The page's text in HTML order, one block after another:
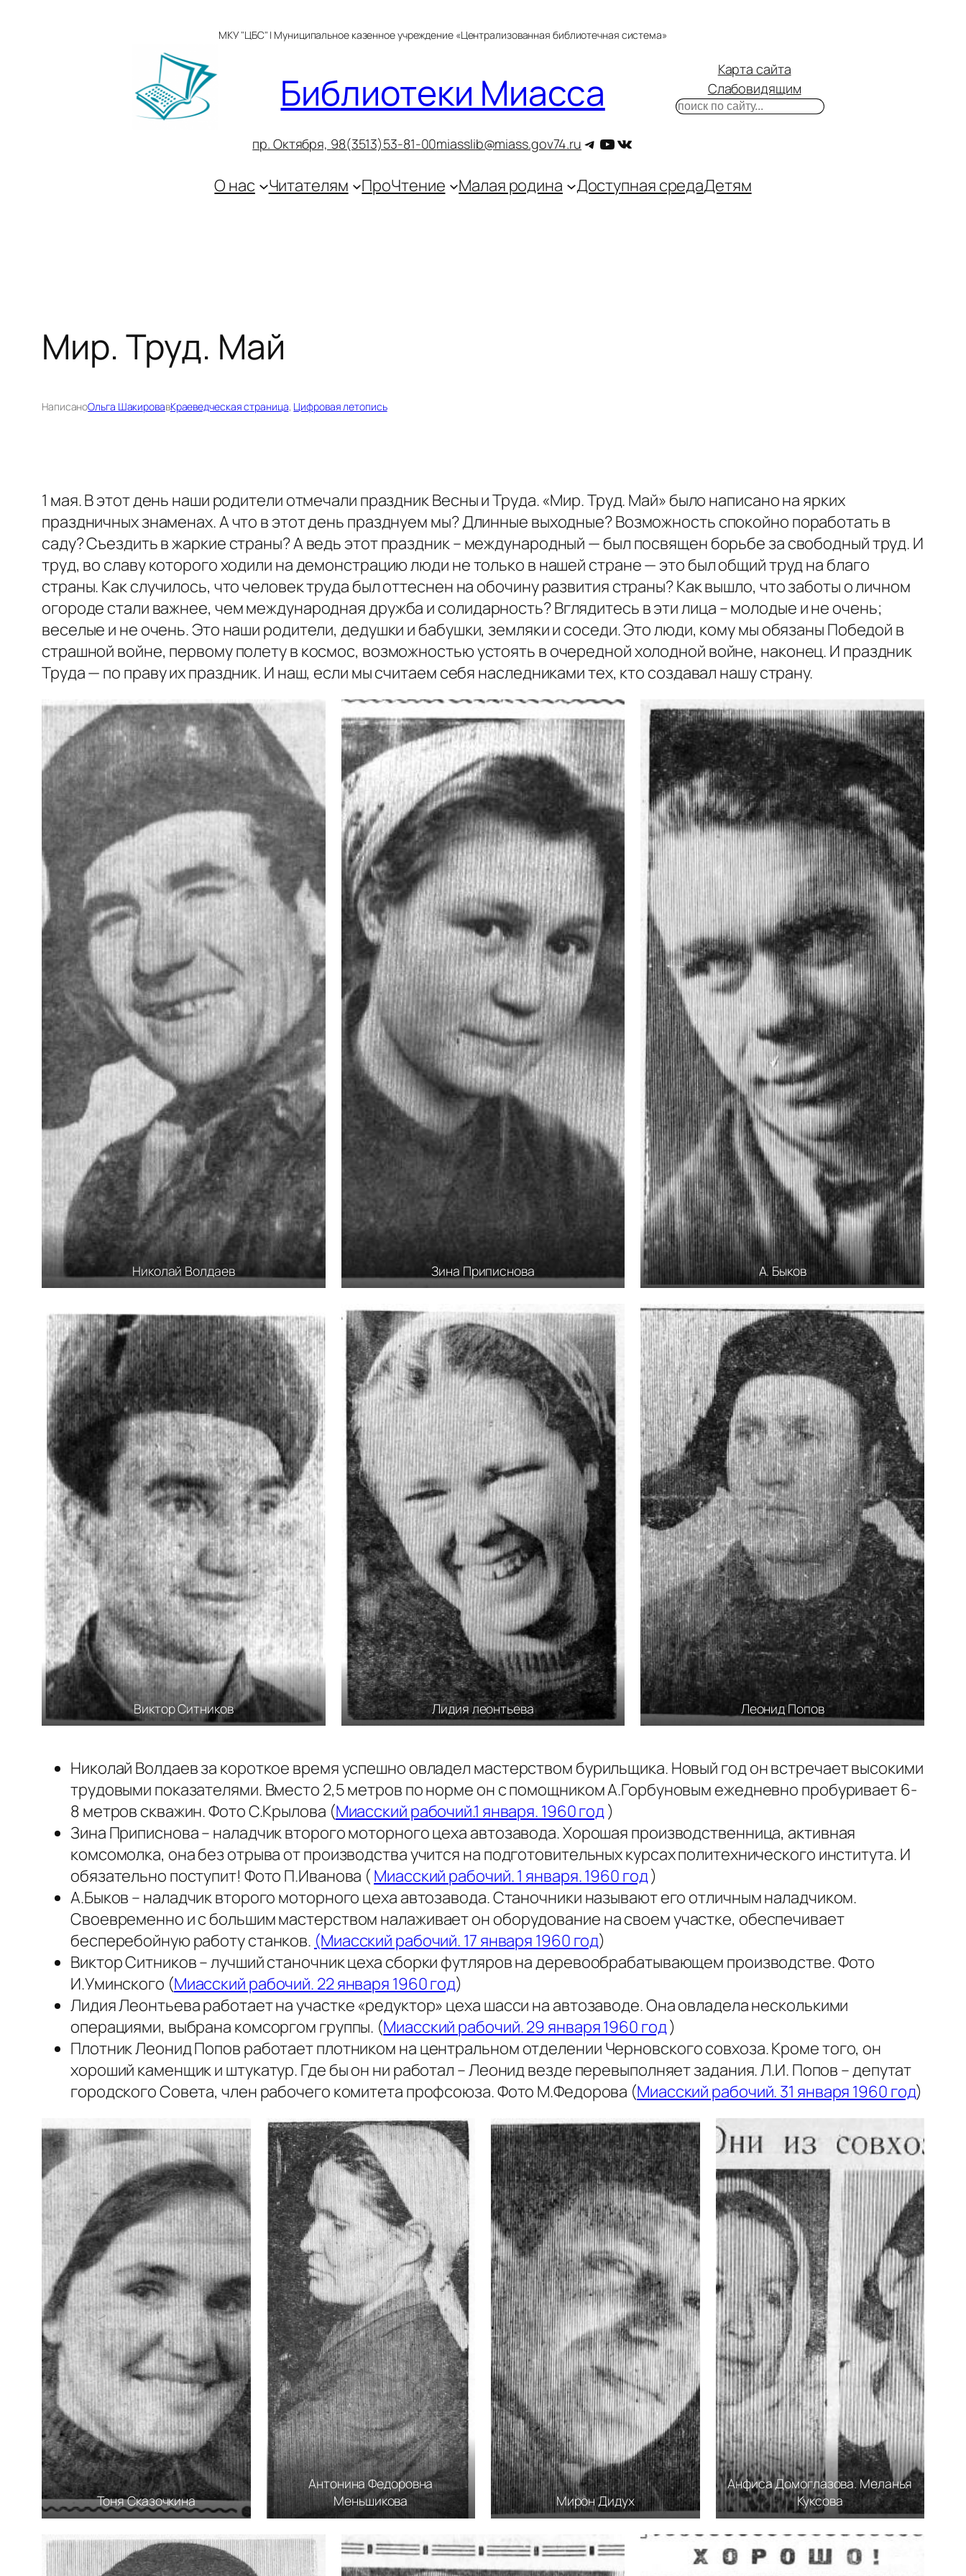
МКУ "ЦБС" | Муниципальное казенное учреждение «Централизованная библиотечная система»
Библиотеки Миасса
пр. Октября, 98(3513)53-81-00miasslib@miass.gov74.ru Telegram
YouTube
ВКонтакте
Карта сайта
Слабовидящим
Поиск
О нас Читателям ПроЧтение Малая родина Доступная средаДетям
Мир. Труд. Май
НаписаноОльга ШакировавКраеведческая страница, Цифровая летопись
1 мая. В этот день наши родители отмечали праздник Весны и Труда. «Мир. Труд. Май» было написано на ярких
праздничных знаменах. А что в этот день празднуем мы? Длинные выходные? Возможность спокойно поработать в
саду? Съездить в жаркие страны? А ведь этот праздник – международный — был посвящен борьбе за свободный труд. И
труд, во славу которого ходили на демонстрацию люди не только в нашей стране — это был общий труд на благо
страны. Как случилось, что человек труда был оттеснен на обочину развития страны? Как вышло, что заботы о личном
огороде стали важнее, чем международная дружба и солидарность? Вглядитесь в эти лица – молодые и не очень;
веселые и не очень. Это наши родители, дедушки и бабушки, земляки и соседи. Это люди, кому мы обязаны Победой в
страшной войне, первому полету в космос, возможностью устоять в очередной холодной войне, наконец. И праздник
Труда — по праву их праздник. И наш, если мы считаем себя наследниками тех, кто создавал нашу страну.
Николай Волдаев Зина Приписнова А. Быков
Виктор Ситников Лидия леонтьева Леонид Попов
Николай Волдаев за короткое время успешно овладел мастерством бурильщика. Новый год он встречает высокими
трудовыми показателями. Вместо 2,5 метров по норме он с помощником А.Горбуновым ежедневно пробуривает 6-
8 метров скважин. Фото С.Крылова (Миасский рабочий.1 января. 1960 год)
Зина Приписнова – наладчик второго моторного цеха автозавода. Хорошая производственница, активная
комсомолка, она без отрыва от производства учится на подготовительных курсах политехнического института. И
обязательно поступит! Фото П.Иванова ( Миасский рабочий. 1 января. 1960 год)
А.Быков – наладчик второго моторного цеха автозавода. Станочники называют его отличным наладчиком.
Своевременно и с большим мастерством налаживает он оборудование на своем участке, обеспечивает
бесперебойную работу станков. (Миасский рабочий. 17 января 1960 год)
Виктор Ситников – лучший станочник цеха сборки футляров на деревообрабатывающем производстве. Фото
И.Уминского (Миасский рабочий. 22 января 1960 год)
Лидия Леонтьева работает на участке «редуктор» цеха шасси на автозаводе. Она овладела несколькими
операциями, выбрана комсоргом группы. (Миасский рабочий. 29 января 1960 год)
Плотник Леонид Попов работает плотником на центральном отделении Черновского совхоза. Кроме того, он
хороший каменщик и штукатур. Где бы он ни работал – Леонид везде перевыполняет задания. Л.И. Попов – депутат
городского Совета, член рабочего комитета профсоюза. Фото М.Федорова (Миасский рабочий. 31 января 1960 год)
Тоня Сказочкина
Антонина Федоровна
Меньшикова
Мирон Дидух
Анфиса Домоглазова. Меланья
Куксова